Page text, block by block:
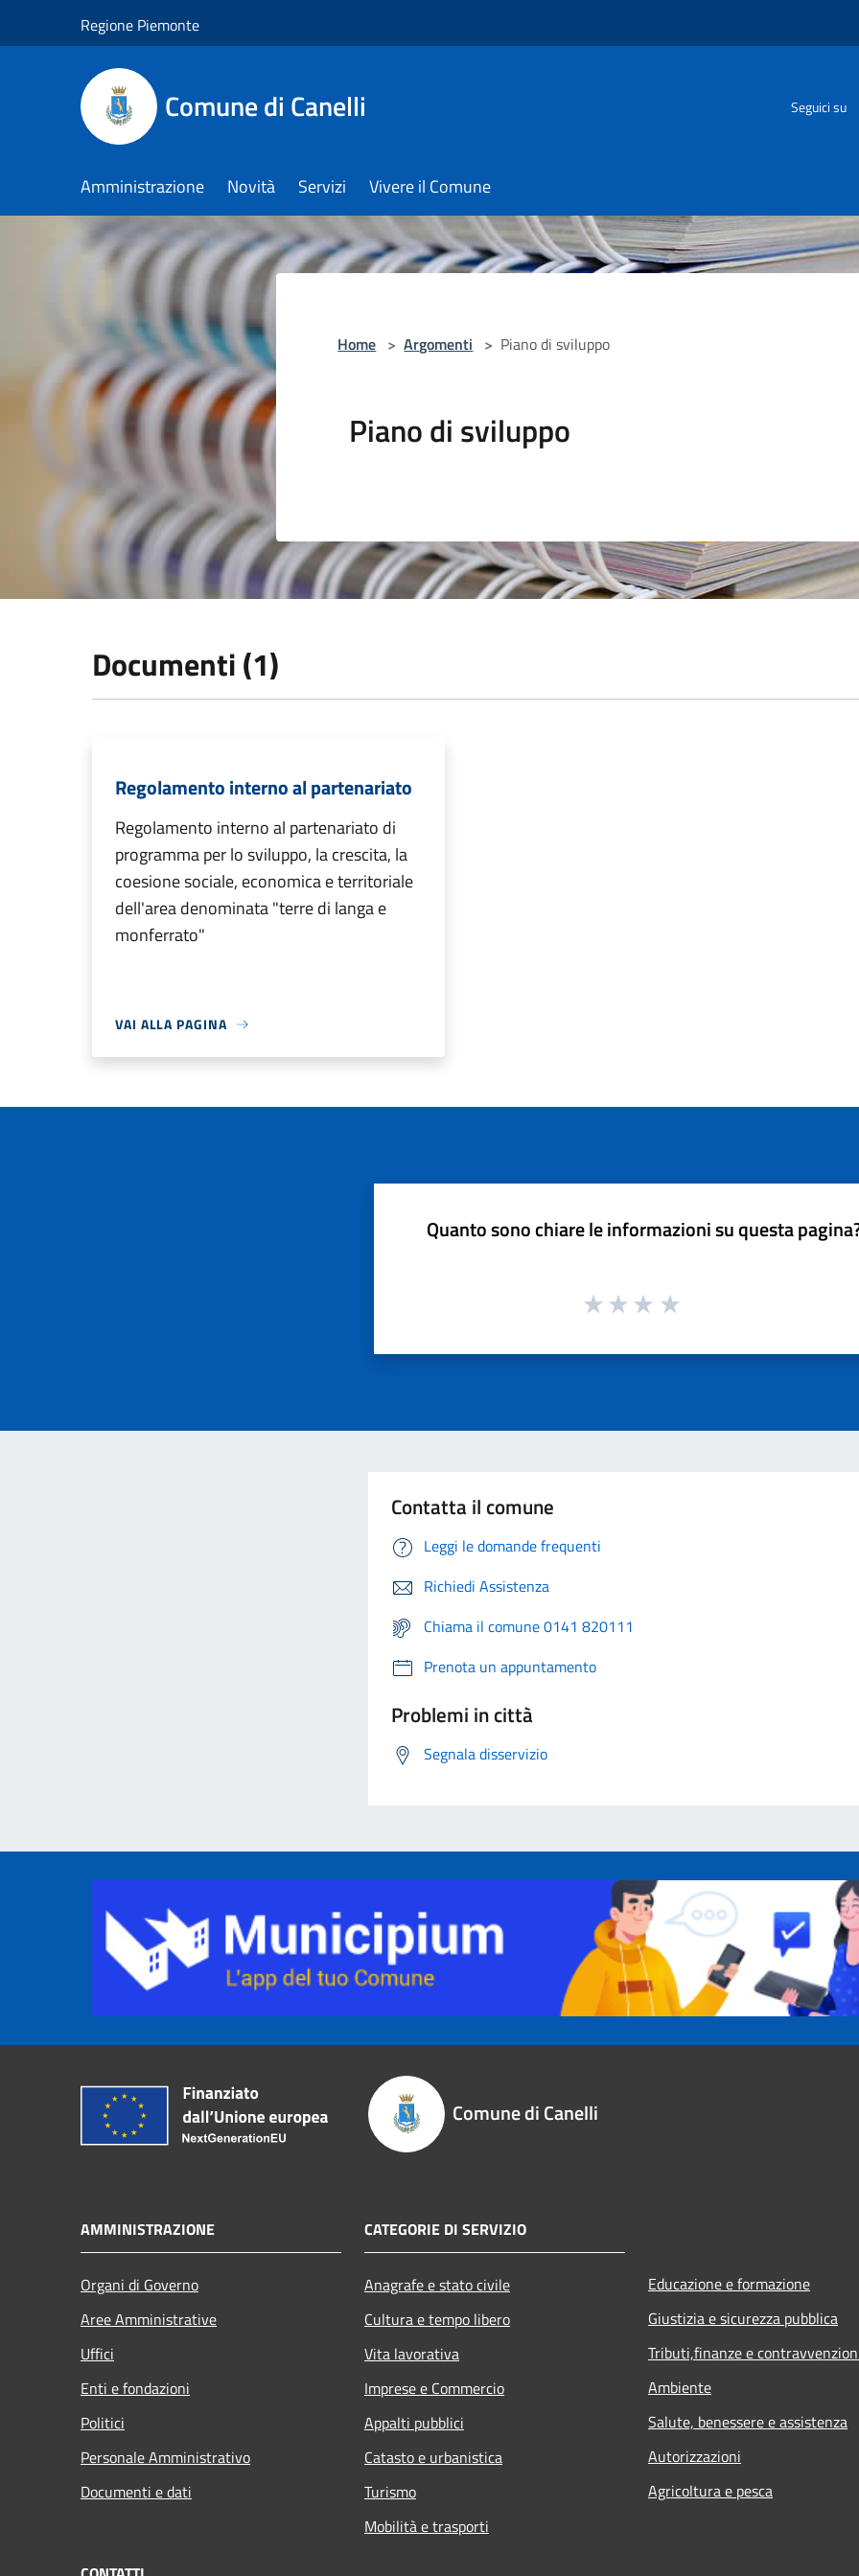
Regione Piemonte
Comune di Canelli Seguici su
Amministrazione Novità Servizi Vivere il Comune
Home > Argomenti > Piano di sviluppo
Piano di sviluppo
Documenti (1)
Regolamento interno al partenariato
Regolamento interno al partenariato di
programma per lo sviluppo, la crescita, la
coesione sociale, economica e territoriale
dell'area denominata "terre di langa e
monferrato"
VAI ALLA PAGINA
Quanto sono chiare le informazioni su questa
Contatta il comune
Leggi le domande frequenti
Richiedi Assistenza
Chiama il comune 0141 820111
Prenota un appuntamento
Problemi in città
Segnala disservizio
Comune di Canelli
AMMINISTRAZIONE
Organi di Governo
Aree Amministrative
Uffici
Enti e fondazioni
Politici
Personale Amministrativo
Documenti e dati
CATEGORIE DI SERVIZIO
Anagrafe e stato civile
Cultura e tempo libero
Vita lavorativa
Imprese e Commercio
Appalti pubblici
Catasto e urbanistica
Turismo
Mobilità e trasporti
Educazione e formazione
Giustizia e sicurezza pubblica
Tributi,finanze e
Ambiente
Salute, benessere e assistenza
Autorizzazioni
Agricoltura e pesca